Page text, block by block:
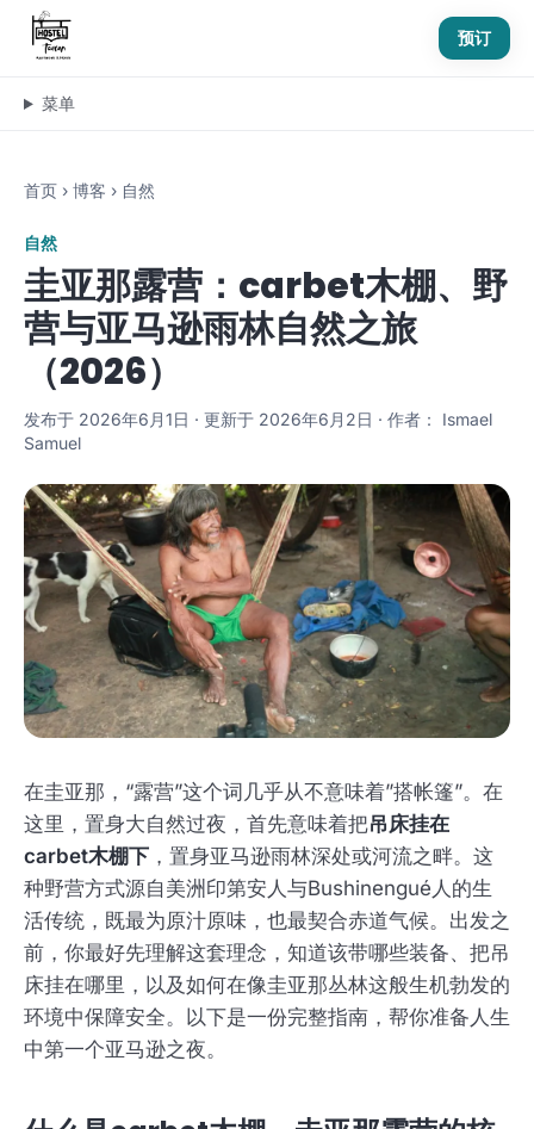
预订
菜单
首页 › 博客 › 自然
自然
圭亚那露营：carbet木棚、野
营与亚马逊雨林自然之旅
（2026）
发布于 2026年6月1日 · 更新于 2026年6月2日 · 作者： Ismael
Samuel
在圭亚那，“露营”这个词几乎从不意味着”搭帐篷”。在
这里，置身大自然过夜，首先意味着把吊床挂在
carbet木棚下 ，置身亚马逊雨林深处或河流之畔。这
种野营方式源自美洲印第安人与Bushinengué人的生
活传统，既最为原汁原味，也最契合赤道气候。出发之
前，你最好先理解这套理念，知道该带哪些装备、把吊
床挂在哪里，以及如何在像圭亚那丛林这般生机勃发的
环境中保障安全。以下是一份完整指南，帮你准备人生
中第一个亚马逊之夜。